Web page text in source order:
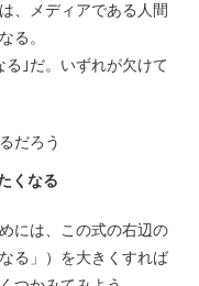
、メディアである人間
る。
る｣だ。いずれが欠けて
だろう
くなる
には、この式の右辺の
る」）を大きくすれば